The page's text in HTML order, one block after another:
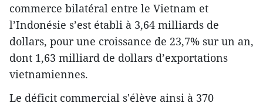
commerce bilatéral entre le Vietnam et
l’Indonésie s’est établi à 3,64 milliards de
dollars, pour une croissance de 23,7% sur un an,
dont 1,63 milliard de dollars d’exportations
vietnamiennes.
Le déficit commercial ​s'élève ainsi à 370